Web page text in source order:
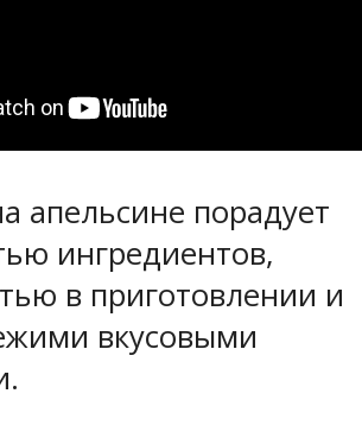
апельсине порадует
ингредиентов,
в приготовлении и
вкусовыми